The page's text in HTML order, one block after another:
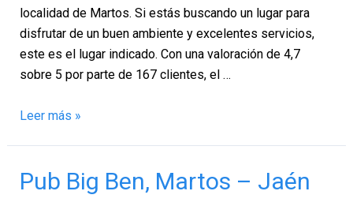
localidad de Martos. Si estás buscando un lugar para
disfrutar de un buen ambiente y excelentes servicios,
este es el lugar indicado. Con una valoración de 4,7
sobre 5 por parte de 167 clientes, el …
Leer más »
Pub Big Ben, Martos – Jaén
Pub
Big